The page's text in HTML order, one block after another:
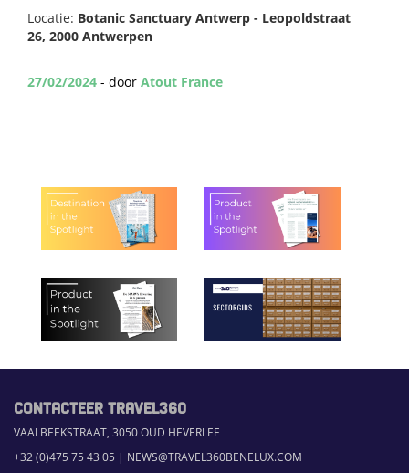
Locatie: Botanic Sanctuary Antwerp - Leopoldstraat
26, 2000 Antwerpen
27/02/2024 - door Atout France
CONTACTEER TRAVEL360
VAALBEEKSTRAAT, 3050 OUD HEVERLEE
+32 (0)475 75 43 05 | NEWS@TRAVEL360BENELUX.COM